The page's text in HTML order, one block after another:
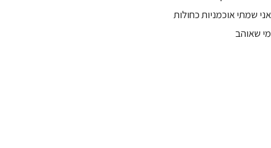
אני שמתי אוכמניות כחולות
מי שאוהב